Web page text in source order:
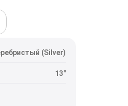
(Silver)
13"